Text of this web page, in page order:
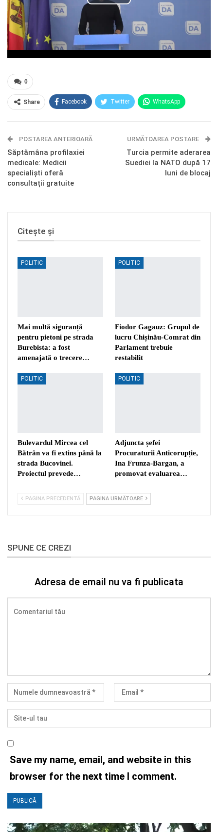
0
Share Facebook Twitter WhatsApp
Telegram OK.ru
POSTAREA ANTERIOARĂ
Săptămâna profilaxiei
medicale: Medicii
specialiști oferă
consultații gratuite
URMĂTOAREA POSTARE
Turcia permite aderarea
Suediei la NATO după 17
luni de blocaj
Citește și
POLITIC
Mai multă siguranță
pentru pietoni pe strada
Burebista: a fost
amenajată o trecere…
POLITIC
Fiodor Gagauz: Grupul de
lucru Chișinău-Comrat din
Parlament trebuie
restabilit
POLITIC
Bulevardul Mircea cel
Bătrân va fi extins până la
strada Bucovinei.
Proiectul prevede…
POLITIC
Adjuncta șefei
Procuraturii Anticorupție,
Ina Frunza-Bargan, a
promovat evaluarea…
PAGINA PRECEDENTĂ PAGINA URMĂTOARE
SPUNE CE CREZI
Adresa de email nu va fi publicata
Save my name, email, and website in this
browser for the next time I comment.